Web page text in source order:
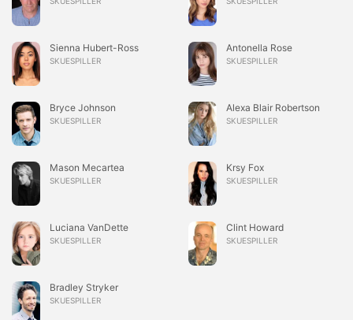
Sienna Hubert-Ross
SKUESPILLER
Antonella Rose
SKUESPILLER
Bryce Johnson
SKUESPILLER
Alexa Blair Robertson
SKUESPILLER
Mason Mecartea
SKUESPILLER
Krsy Fox
SKUESPILLER
Luciana VanDette
SKUESPILLER
Clint Howard
SKUESPILLER
Bradley Stryker
SKUESPILLER